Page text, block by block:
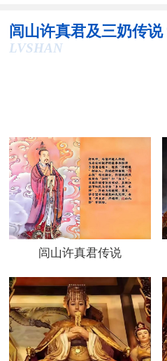
闾山许真君及三奶传说
LVSHAN
闾山许真君传说